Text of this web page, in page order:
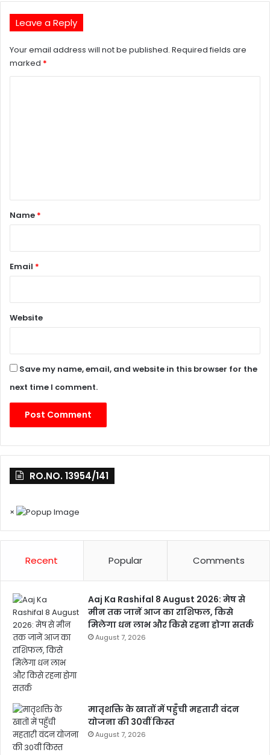
Leave a Reply
Your email address will not be published. Required fields are
marked *
*Name *
Email *
Website
Save my name, email, and website in this browser for the
next time I comment.
RO.NO. 13954/141
×
Recent Popular Comments
Aaj Ka Rashifal 8 August 2026: मेष से
मीन तक जानें आज का राशिफल, किसे
मिलेगा धन लाभ और किसे रहना होगा सतर्क
August 7, 2026
मातृशक्ति के खातों में पहुँची महतारी वंदन
योजना की 30वीं किस्त
August 7, 2026